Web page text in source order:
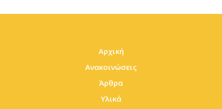
Αρχική
Ανακοινώσεις
Άρθρα
Υλικά